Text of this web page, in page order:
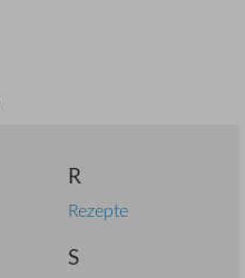
R
Rezepte
S